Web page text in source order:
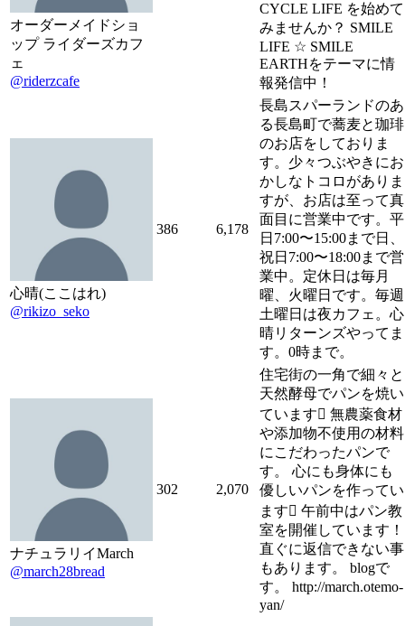
オーダーメイドショ
ップ ライダーズカフ
ェ
@riderzcafe
CYCLE LIFE を始めて
みませんか？ SMILE
LIFE ☆ SMILE
EARTHをテーマに情
報発信中！
心晴(ここはれ)
@rikizo_seko
386 6,178
長島スパーランドのあ
る長島町で蕎麦と珈琲
のお店をしておりま
す。少々つぶやきにお
かしなトコロがありま
すが、お店は至って真
面目に営業中です。平
日7:00〜15:00まで日、
祝日7:00〜18:00まで営
業中。定休日は毎月
曜、火曜日です。毎週
土曜日は夜カフェ。心
晴リターンズやってま
す。0時まで。
ナチュラリイMarch
@march28bread
302 2,070
住宅街の一角で細々と
天然酵母でパンを焼い
ています 無農薬食材
や添加物不使用の材料
にこだわったパンで
す。 心にも身体にも
優しいパンを作ってい
ます 午前中はパン教
室を開催しています！
直ぐに返信できない事
もあります。 blogで
す。 http://march.otemo-
yan/